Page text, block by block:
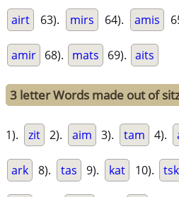
airt 63). mirs 64). amis
amir 68). mats 69). aits
3 letter Words made out of
1). zit 2). aim 3). tam 4).
ark 8). tas 9). kat 10). tsk